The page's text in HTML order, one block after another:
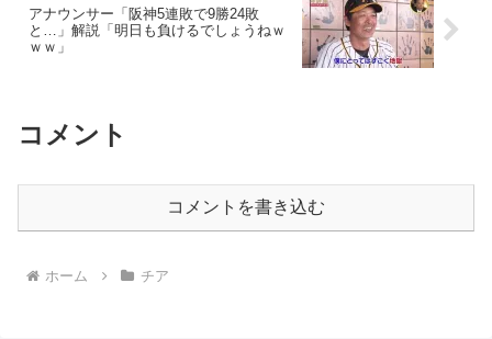
アナウンサー「阪神5連敗で9勝24敗
と…」解説「明日も負けるでしょうねｗ
ｗｗ」
コメント
コメントを書き込む
ホーム チア